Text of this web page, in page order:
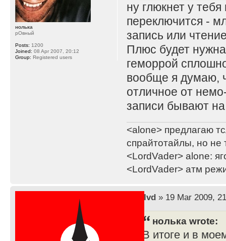
ну глюкнет у
переключится -
запись или
Плюс будет
геморрой
вообще я думаю,
отличное от
записи бывают
<alone> предлагаю
спрайтотайлы, но не
<LordVader> alone:
<LordVader> атм
нолька
рОвный
Posts: 1200
Joined: 08 Apr 2007, 20:12
Group: Registered users
lvd» 19 Mar 2009,
нолька wrote:
В итоге и в